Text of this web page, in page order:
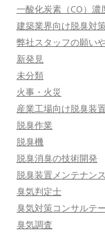
一酸化炭素（CO）濃
建築業界向け脱臭対
弊社スタッフの願い
新発見
未分類
火事・火災
産業工場向け脱臭装置
脱臭作業
脱臭機
脱臭消臭の技術開発
脱臭装置メンテナンス
臭気判定士
臭気対策コンサルテ
臭気調査